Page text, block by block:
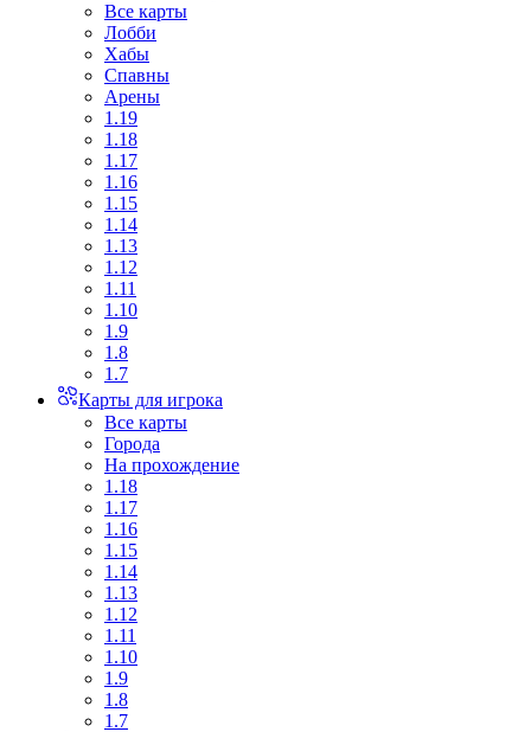
Все карты
Лобби
Хабы
Спавны
Арены
1.19
1.18
1.17
1.16
1.15
1.14
1.13
1.12
1.11
1.10
1.9
1.8
1.7
Карты для игрока
Все карты
Города
На прохождение
1.18
1.17
1.16
1.15
1.14
1.13
1.12
1.11
1.10
1.9
1.8
1.7